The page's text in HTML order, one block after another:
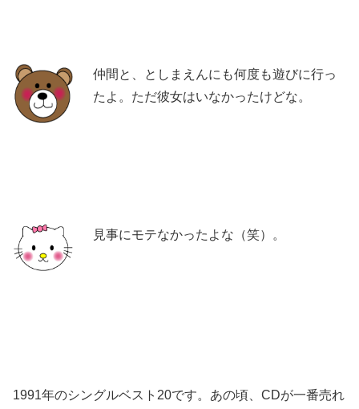
仲間と、としまえんにも何度も遊びに行っ
たよ。ただ彼女はいなかったけどな。
見事にモテなかったよな（笑）。
1991年のシングルベスト20です。あの頃、CDが一番売れ